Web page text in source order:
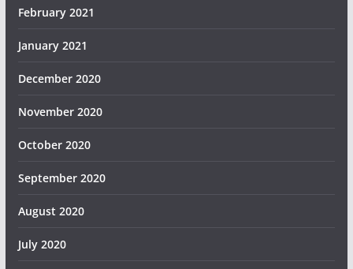
February 2021
January 2021
December 2020
November 2020
October 2020
September 2020
August 2020
July 2020